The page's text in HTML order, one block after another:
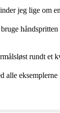
jeg lige om
rundt et
alle